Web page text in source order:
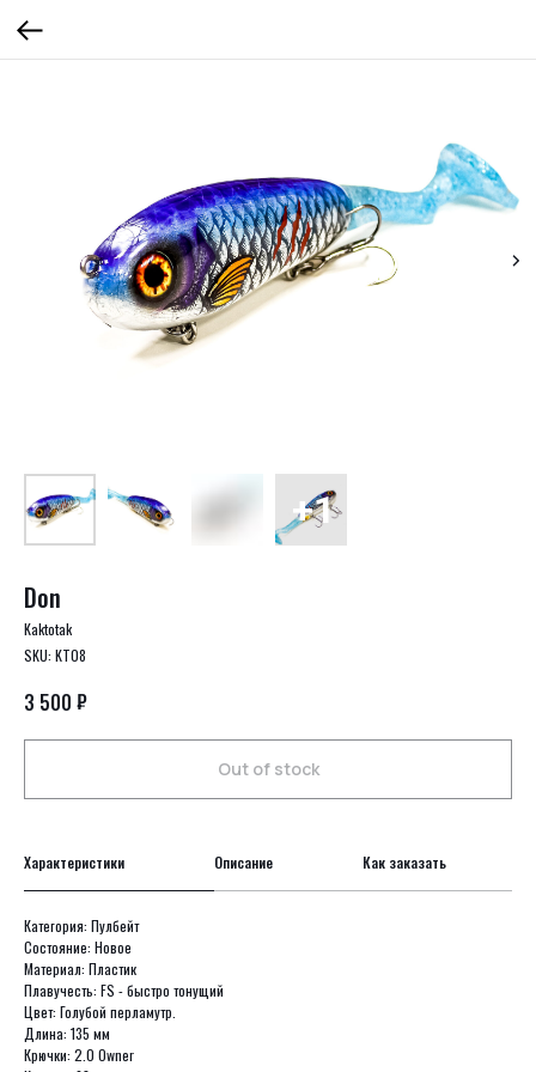
Don
Kaktotak
SKU: KT08
3 500 ₽
Out of stock
Характеристики Описание Как заказать
Категория: Пулбейт
Состояние: Новое
Материал: Пластик
Плавучесть: FS - быстро тонущий
Цвет: Голубой перламутр.
Длина: 135 мм
Крючки: 2.0 Owner